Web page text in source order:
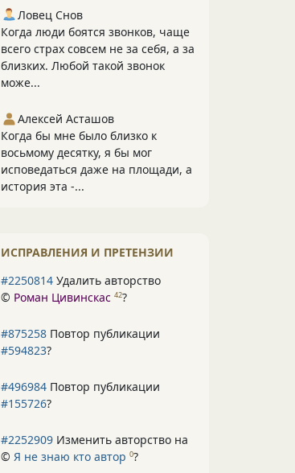
Ловец Снов
Когда люди боятся звонков, чаще
всего страх совсем не за себя, а за
близких. Любой такой звонок
може...
Алексей Асташов
Когда бы мне было близко к
восьмому десятку, я бы мог
исповедаться даже на площади, а
история эта -...
ИСПРАВЛЕНИЯ И ПРЕТЕНЗИИ
#2250814 Удалить авторство
© Роман Цивинскас 42?
#875258 Повтор публикации
#594823?
#496984 Повтор публикации
#155726?
#2252909 Изменить авторство на
© Я не знаю кто автор 0?